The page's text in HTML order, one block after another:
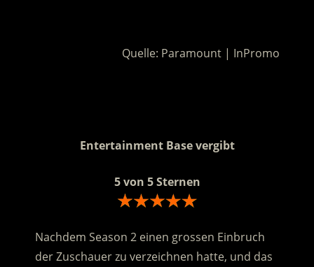
Quelle: Paramount | InPromo
Entertainment Base vergibt
5 von 5 Sternen
Nachdem Season 2 einen grossen Einbruch
der Zuschauer zu verzeichnen hatte, und das